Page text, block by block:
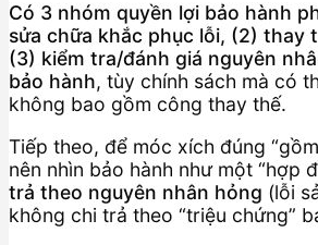
Có 3 nhóm quyền lợi bảo hành
sửa chữa khắc phục lỗi, (2) thay
(3) kiểm tra/đánh giá nguyên
bảo hành, tùy chính sách mà có
không bao gồm công thay thế.
Tiếp theo, để móc xích đúng
nên nhìn bảo hành như một “hợp
trả theo nguyên nhân hỏng (lỗi
không chi trả theo “triệu chứng”